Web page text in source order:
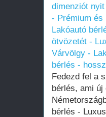
dimenziót
- Prémium és
Lakóautó
ötvözetét -
Várvölgy -
bérlés -
Fedezd fel a
bérlés, ami új
bérlés -